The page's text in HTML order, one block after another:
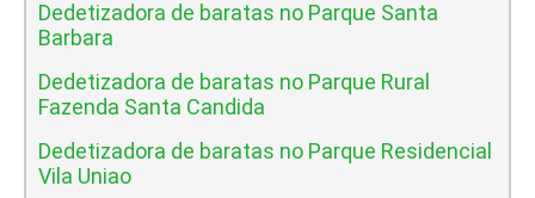
Dedetizadora de baratas no Parque Santa
Barbara
Dedetizadora de baratas no Parque Rural
Fazenda Santa Candida
Dedetizadora de baratas no Parque Residencial
Vila Uniao